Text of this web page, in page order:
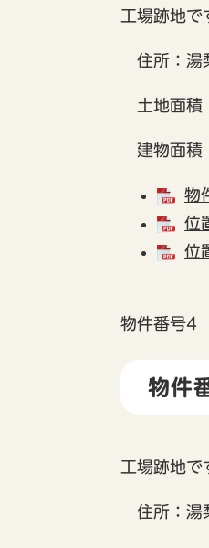
工場跡地で
住所：湯
土地面積
建物面積
物
位
位
物件番号4
物件
工場跡地で
住所：湯